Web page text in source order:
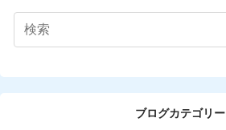
ブログカテゴリー